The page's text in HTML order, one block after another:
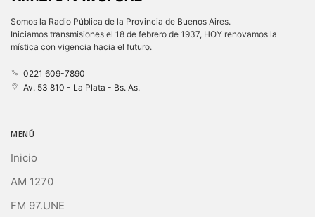
Somos la Radio Pública de la Provincia de Buenos Aires.
Iniciamos transmisiones el 18 de febrero de 1937, HOY renovamos la
mística con vigencia hacia el futuro.
0221 609-7890
Av. 53 810 - La Plata - Bs. As.
MENÚ
Inicio
AM 1270
FM 97.UNE